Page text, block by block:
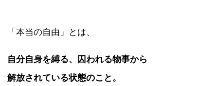
「本当の自由」とは、
自分自身を縛る、囚われる物事から
解放されている状態のこと。